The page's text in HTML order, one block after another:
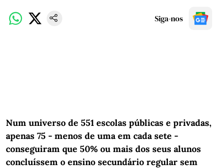
Siga-nos
Num universo de 551 escolas públicas e privadas,
apenas 75 - menos de uma em cada sete -
conseguiram que 50% ou mais dos seus alunos
concluíssem o ensino secundário regular sem